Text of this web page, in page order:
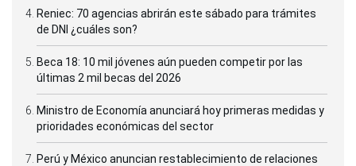
Reniec: 70 agencias abrirán este sábado para trámites
de DNI ¿cuáles son?
Beca 18: 10 mil jóvenes aún pueden competir por las
últimas 2 mil becas del 2026
Ministro de Economía anunciará hoy primeras medidas y
prioridades económicas del sector
Perú y México anuncian restablecimiento de relaciones